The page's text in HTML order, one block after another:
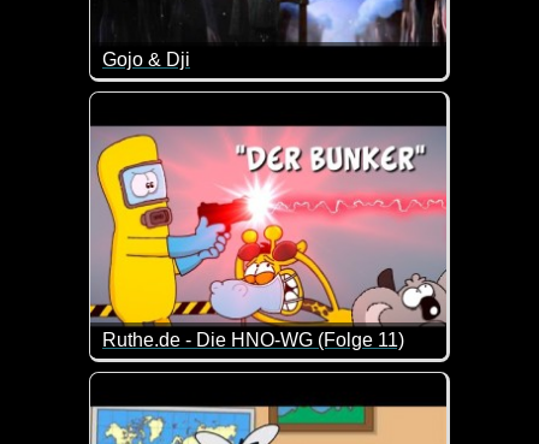
Gojo & Dji
An Silvester mal ordentlich mit Freunden einen
Ruthe.de - Die HNO-WG (Folge 11)
Eine neue Folge von den drei lustigen Gesellen